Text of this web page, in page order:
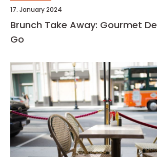
17. January 2024
Brunch Take Away: Gourmet
Go